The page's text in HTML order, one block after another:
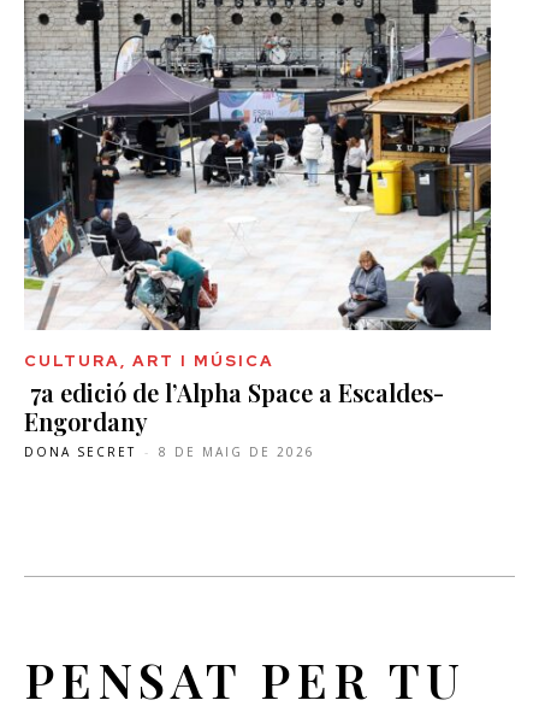
CULTURA, ART I MÚSICA
7a edició de l’Alpha Space a Escaldes-
Engordany
DONA SECRET - 8 DE MAIG DE 2026
PENSAT PER TU